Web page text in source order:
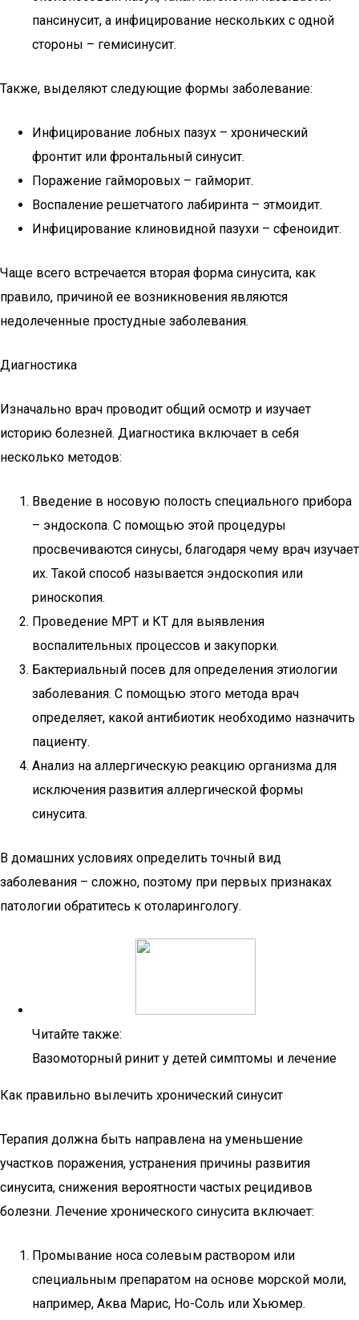
пансинусит, а инфицирование нескольких с одной
стороны – гемисинусит.
Также, выделяют следующие формы заболевание:
Инфицирование лобных пазух – хронический
фронтит или фронтальный синусит.
Поражение гайморовых – гайморит.
Воспаление решетчатого лабиринта – этмоидит.
Инфицирование клиновидной пазухи – сфеноидит.
Чаще всего встречается вторая форма синусита, как
правило, причиной ее возникновения являются
недолеченные простудные заболевания.
Диагностика
Изначально врач проводит общий осмотр и изучает
историю болезней. Диагностика включает в себя
несколько методов:
Введение в носовую полость специального прибора
– эндоскопа. С помощью этой процедуры
просвечиваются синусы, благодаря чему врач изучает
их. Такой способ называется эндоскопия или
риноскопия.
Проведение МРТ и КТ для выявления
воспалительных процессов и закупорки.
Бактериальный посев для определения этиологии
заболевания. С помощью этого метода врач
определяет, какой антибиотик необходимо назначить
пациенту.
Анализ на аллергическую реакцию организма для
исключения развития аллергической формы
синусита.
В домашних условиях определить точный вид
заболевания – сложно, поэтому при первых признаках
патологии обратитесь к отоларингологу.
Читайте также:
Вазомоторный ринит у детей симптомы и лечение
Как правильно вылечить хронический синусит
Терапия должна быть направлена на уменьшение
участков поражения, устранения причины развития
синусита, снижения вероятности частых рецидивов
болезни. Лечение хронического синусита включает:
Промывание носа солевым раствором или
специальным препаратом на основе морской моли,
например, Аква Марис, Но-Соль или Хьюмер.